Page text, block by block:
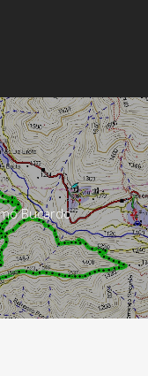
Bucardo